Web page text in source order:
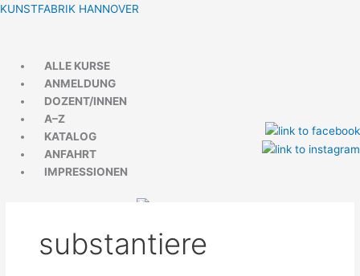
Zum
KUNSTFABRIK HANNOVER
Menü
ALLE KURSE
ANMELDUNG
DOZENT/INNEN
A–Z
KATALOG
ANFAHRT
IMPRESSIONEN
substantiere
Menü